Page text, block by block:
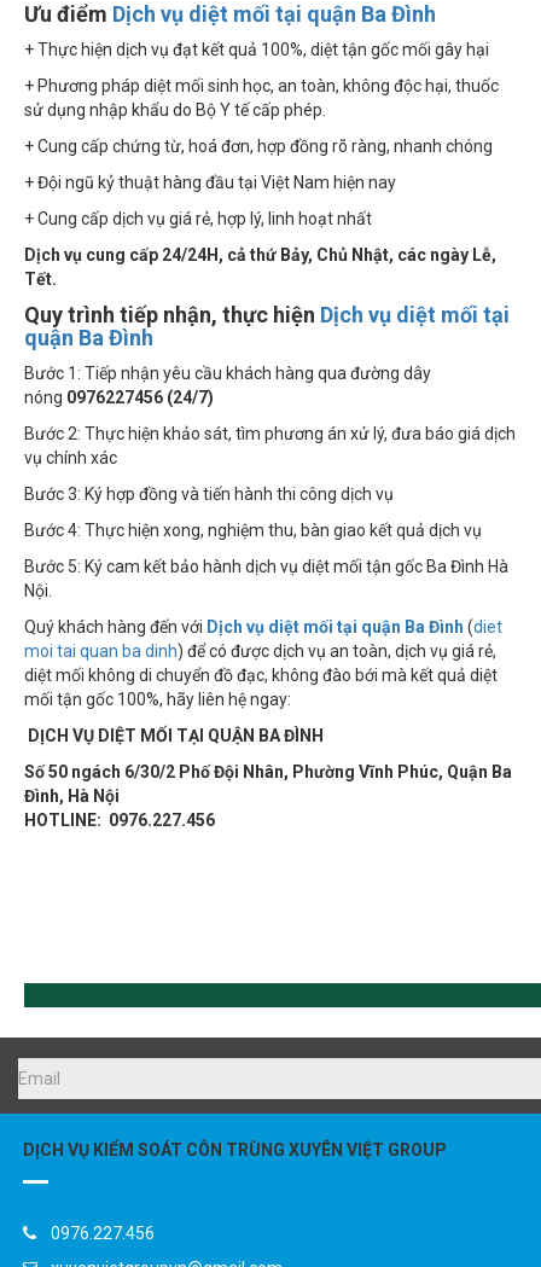
Ưu điểm Dịch vụ diệt mối tại quận Ba Đình
+ Thực hiện dịch vụ đạt kết quả 100%, diệt tận gốc mối gây hại
+ Phương pháp diệt mối sinh học, an toàn, không độc hại, thuốc
sử dụng nhập khẩu do Bộ Y tế cấp phép.
+ Cung cấp chứng từ, hoá đơn, hợp đồng rõ ràng, nhanh chóng
+ Đội ngũ kỷ thuật hàng đầu tại Việt Nam hiện nay
+ Cung cấp dịch vụ giá rẻ, hợp lý, linh hoạt nhất
Dịch vụ cung cấp 24/24H, cả thứ Bảy, Chủ Nhật, các ngày Lễ,
Tết.
Quy trình tiếp nhận, thực hiện Dịch vụ diệt mối tại
quận Ba Đình
Bước 1: Tiếp nhận yêu cầu khách hàng qua đường dây
nóng 0976227456 (24/7)
Bước 2: Thực hiện khảo sát, tìm phương án xử lý, đưa báo giá dịch
vụ chính xác
Bước 3: Ký hợp đồng và tiến hành thi công dịch vụ
Bước 4: Thực hiện xong, nghiệm thu, bàn giao kết quả dịch vụ
Bước 5: Ký cam kết bảo hành dịch vụ diệt mối tận gốc Ba Đình Hà
Nội.
Quý khách hàng đến với Dịch vụ diệt mối tại quận Ba Đình (diet
moi tai quan ba dinh) để có được dịch vụ an toàn, dịch vụ giá rẻ,
diệt mối không di chuyển đồ đạc, không đào bới mà kết quả diệt
mối tận gốc 100%, hãy liên hệ ngay:
DỊCH VỤ DIỆT MỐI TẠI QUẬN BA ĐÌNH
Số 50 ngách 6/30/2 Phố Đội Nhân, Phường Vĩnh Phúc, Quận Ba
Đình, Hà Nội
HOTLINE: 0976.227.456
DỊCH VỤ KIỂM SOÁT CÔN TRÙNG XUYÊN VIỆT GROUP
0976.227.456